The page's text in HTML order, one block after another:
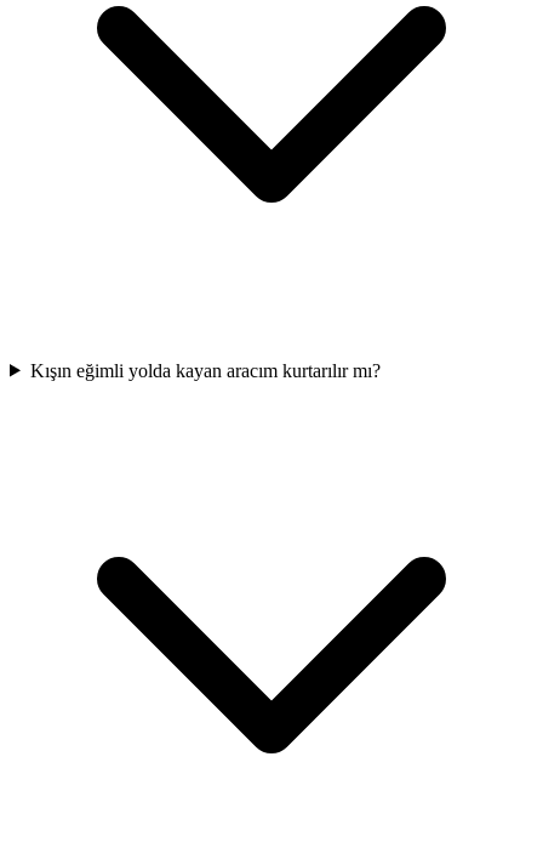
Kışın eğimli yolda kayan aracım kurtarılır mı?